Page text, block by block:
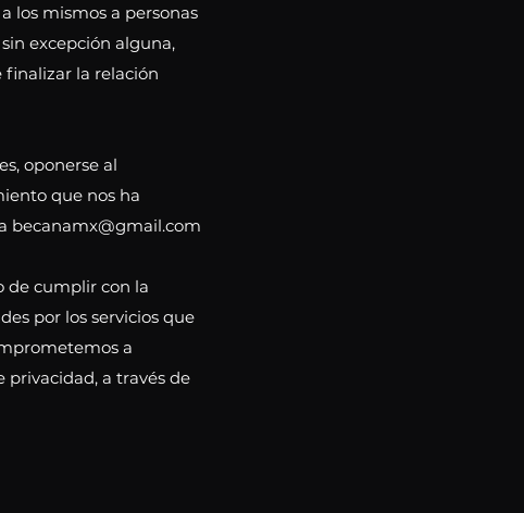
los mismos a personas
excepción alguna,
finalizar la relación
oponerse al
que nos ha
becanamx@gmail.com
de cumplir con la
por los servicios que
a
a través de